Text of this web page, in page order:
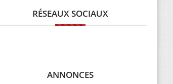
RÉSEAUX SOCIAUX
ANNONCES